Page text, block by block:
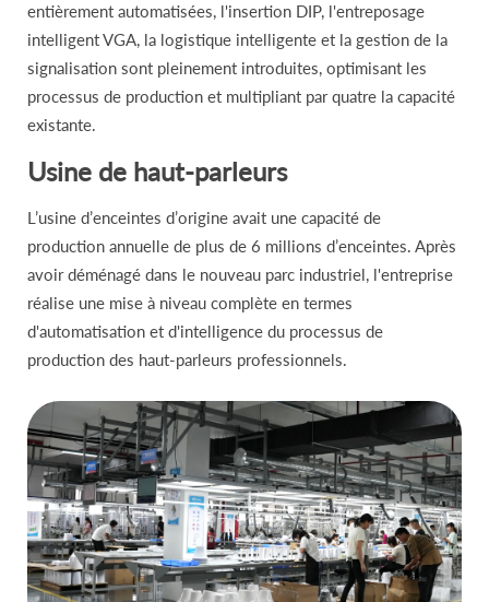
entièrement automatisées, l'insertion DIP, l'entreposage
intelligent VGA, la logistique intelligente et la gestion de la
signalisation sont pleinement introduites, optimisant les
processus de production et multipliant par quatre la capacité
existante.
Usine de haut-parleurs
L’usine d’enceintes d’origine avait une capacité de
production annuelle de plus de 6 millions d’enceintes. Après
avoir déménagé dans le nouveau parc industriel, l'entreprise
réalise une mise à niveau complète en termes
d'automatisation et d'intelligence du processus de
production des haut-parleurs professionnels.